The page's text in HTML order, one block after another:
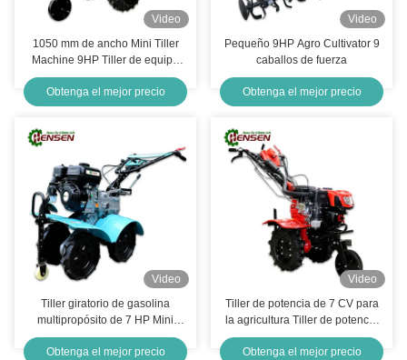
Video
1050 mm de ancho Mini Tiller
Machine 9HP Tiller de equipo
agrícola
Obtenga el mejor precio
Video
Pequeño 9HP Agro Cultivator 9
caballos de fuerza
Obtenga el mejor precio
Video
Tiller giratorio de gasolina
multipropósito de 7 HP Mini
Tiller para la agricultura
Obtenga el mejor precio
Video
Tiller de potencia de 7 CV para
la agricultura Tiller de potencia
de 1000 mm de ancho para la
agricultura
Obtenga el mejor precio